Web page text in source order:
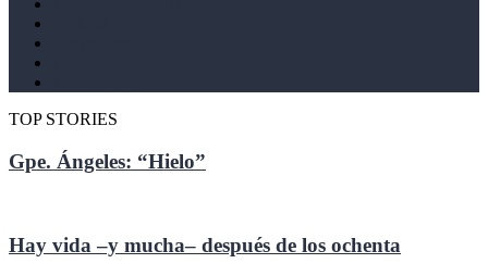
TOP STORIES
Gpe. Ángeles: “Hielo”
Hay vida –y mucha– después de los ochenta